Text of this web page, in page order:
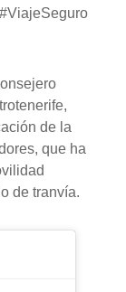
de la
que ha
de tranvía.